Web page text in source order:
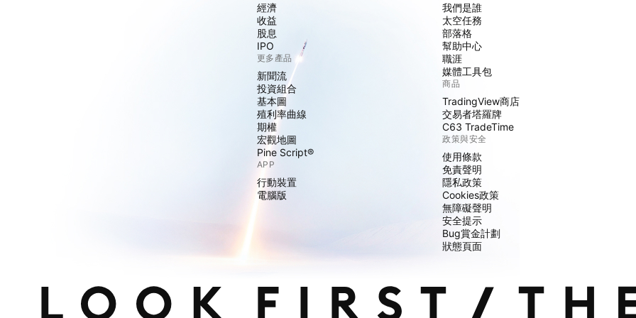
經濟
收益
股息
IPO
更多產品
新聞流
投資組合
基本圖
殖利率曲線
期權
宏觀地圖
Pine Script®
APP
行動裝置
電腦版
我們是誰
太空任務
部落格
幫助中心
職涯
媒體工具包
商品
TradingView商店
交易者塔羅牌
C63 TradeTime
政策與安全
使用條款
免責聲明
隱私政策
Cookies政策
無障礙聲明
安全提示
Bug賞金計劃
狀態頁面